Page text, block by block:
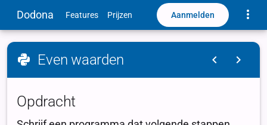
Dodona Features Prijzen Aanmelden
Even waarden